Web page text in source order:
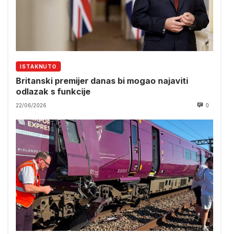
ISTAKNUTO
Britanski premijer danas bi mogao najaviti
odlazak s funkcije
22/06/2026 0